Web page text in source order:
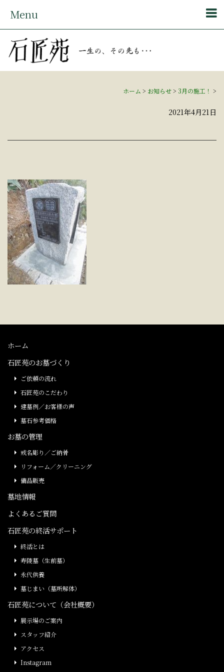
Menu
ホーム > お知らせ> 3月の施工！ >
2021年4月21日
ホーム
石匠苑のお墓づくり
ご依頼の流れ
石匠苑のこだわり
建墓例／お客様の声
墓石参考価格
お墓の管理
戒名彫り／ご納骨
リフォーム／クリーニング
備品販売
墓地情報
よくあるご質問
石匠苑の終活サポート
終活とは
寿陵墓（生前墓）
永代供養
墓じまい（墓所解体）
石匠苑について（会社概要）
展示場のご案内
スタッフ紹介
アクセス
Instagram